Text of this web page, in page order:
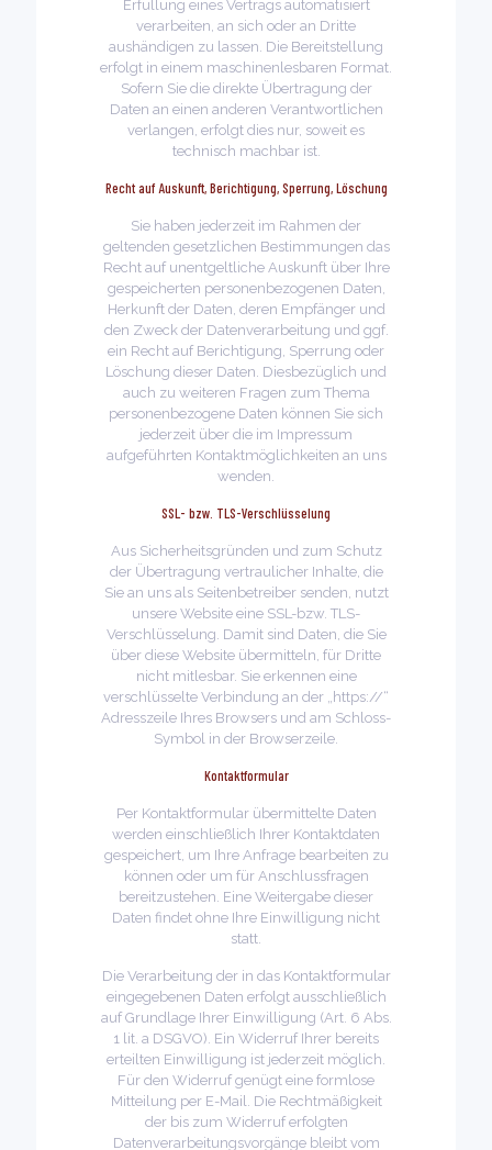
Erfüllung eines Vertrags automatisiert
verarbeiten, an sich oder an Dritte
aushändigen zu lassen. Die Bereitstellung
erfolgt in einem maschinenlesbaren Format.
Sofern Sie die direkte Übertragung der
Daten an einen anderen Verantwortlichen
verlangen, erfolgt dies nur, soweit es
technisch machbar ist.
Recht auf Auskunft, Berichtigung, Sperrung, Löschung
Sie haben jederzeit im Rahmen der
geltenden gesetzlichen Bestimmungen das
Recht auf unentgeltliche Auskunft über Ihre
gespeicherten personenbezogenen Daten,
Herkunft der Daten, deren Empfänger und
den Zweck der Datenverarbeitung und ggf.
ein Recht auf Berichtigung, Sperrung oder
Löschung dieser Daten. Diesbezüglich und
auch zu weiteren Fragen zum Thema
personenbezogene Daten können Sie sich
jederzeit über die im Impressum
aufgeführten Kontaktmöglichkeiten an uns
wenden.
SSL- bzw. TLS-Verschlüsselung
Aus Sicherheitsgründen und zum Schutz
der Übertragung vertraulicher Inhalte, die
Sie an uns als Seitenbetreiber senden, nutzt
unsere Website eine SSL-bzw. TLS-
Verschlüsselung. Damit sind Daten, die Sie
über diese Website übermitteln, für Dritte
nicht mitlesbar. Sie erkennen eine
verschlüsselte Verbindung an der „https://“
Adresszeile Ihres Browsers und am Schloss-
Symbol in der Browserzeile.
Kontaktformular
Per Kontaktformular übermittelte Daten
werden einschließlich Ihrer Kontaktdaten
gespeichert, um Ihre Anfrage bearbeiten zu
können oder um für Anschlussfragen
bereitzustehen. Eine Weitergabe dieser
Daten findet ohne Ihre Einwilligung nicht
statt.
Die Verarbeitung der in das Kontaktformular
eingegebenen Daten erfolgt ausschließlich
auf Grundlage Ihrer Einwilligung (Art. 6 Abs.
1 lit. a DSGVO). Ein Widerruf Ihrer bereits
erteilten Einwilligung ist jederzeit möglich.
Für den Widerruf genügt eine formlose
Mitteilung per E-Mail. Die Rechtmäßigkeit
der bis zum Widerruf erfolgten
Datenverarbeitungsvorgänge bleibt vom